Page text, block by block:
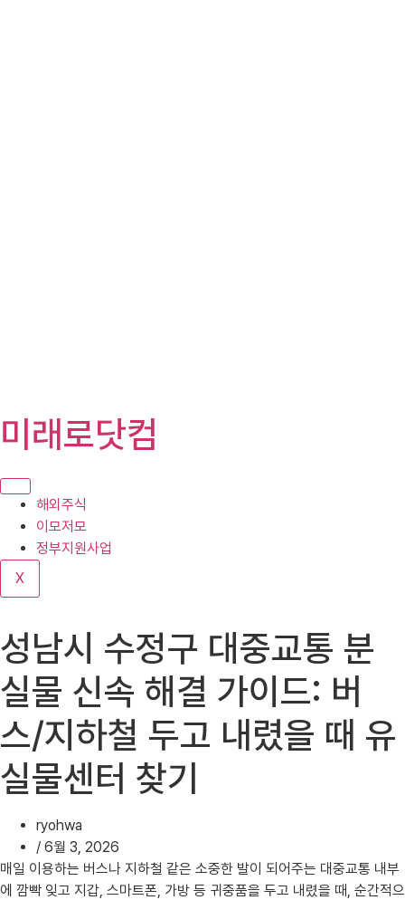
텐
로
기
미래로닷컴
해외주식
이모저모
정부지원사업
X
성남시 수정구 대중교통 분
실물 신속 해결 가이드: 버
스/지하철 두고 내렸을 때 유
실물센터 찾기
ryohwa
/ 6월 3, 2026
매일 이용하는 버스나 지하철 같은 소중한 발이 되어주는 대중교통 내부
에 깜빡 잊고 지갑, 스마트폰, 가방 등 귀중품을 두고 내렸을 때, 순간적으